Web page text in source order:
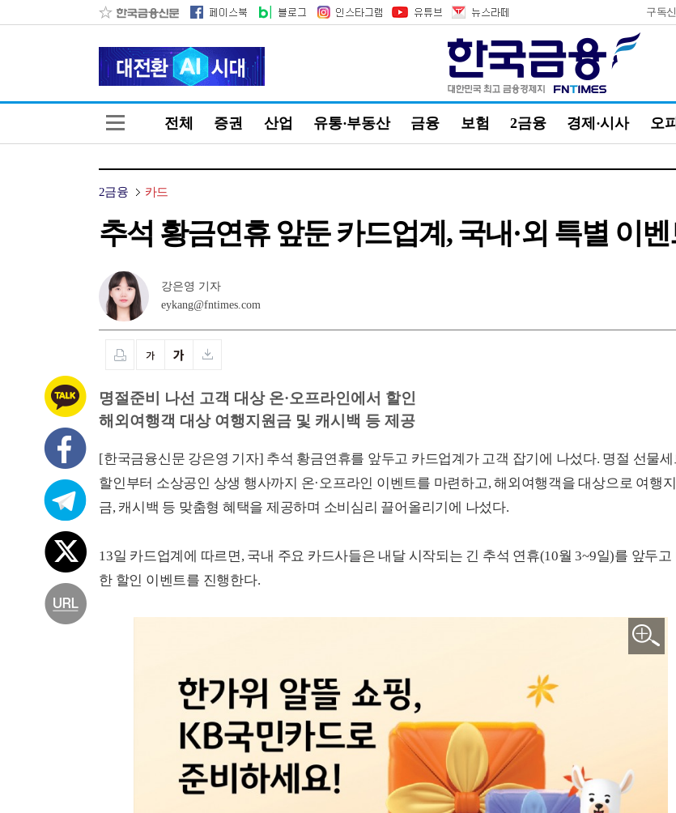
구독
전체 증권 산업 유통·부동산 금융 보험 2금융 경제·시사 오
2금융 카드
추석 황금연휴 앞둔 카드업계, 국내·외 특별 이
강은영 기자
eykang@fntimes.com
명절준비 나선 고객 대상 온·오프라인에서 할인
해외여행객 대상 여행지원금 및 캐시백 등 제공
[한국금융신문 강은영 기자] 추석 황금연휴를 앞두고 카드업계가 고객 잡기에 나섰다. 명절 선물세
할인부터 소상공인 상생 행사까지 온·오프라인 이벤트를 마련하고, 해외여행객을 대상으로 여행
금, 캐시백 등 맞춤형 혜택을 제공하며 소비심리 끌어올리기에 나섰다.
13일 카드업계에 따르면, 국내 주요 카드사들은 내달 시작되는 긴 추석 연휴(10월 3~9일)를 앞두고
한 할인 이벤트를 진행한다.